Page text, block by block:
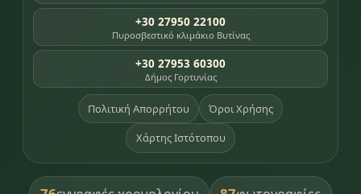
+30 27950 22100
Πυροσβεστικό κλιμάκιο Βυτίνας
+30 27953 60300
Δήμος Γορτυνίας
Πολιτική Απορρήτου Όροι Χρήσης
Χάρτης Ιστότοπου